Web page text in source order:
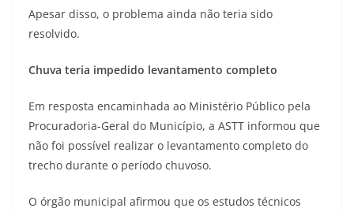
Apesar disso, o problema ainda não teria sido
resolvido.
Chuva teria impedido levantamento completo
Em resposta encaminhada ao Ministério Público pela
Procuradoria-Geral do Município, a ASTT informou que
não foi possível realizar o levantamento completo do
trecho durante o período chuvoso.
O órgão municipal afirmou que os estudos técnicos